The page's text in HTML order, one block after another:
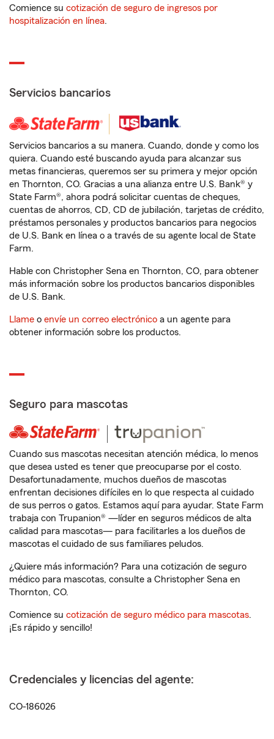
Comience su cotización de seguro de ingresos por
hospitalización en línea.
Servicios bancarios
Servicios bancarios a su manera. Cuando, donde y como los
quiera. Cuando esté buscando ayuda para alcanzar sus
metas financieras, queremos ser su primera y mejor opción
en Thornton, CO. Gracias a una alianza entre U.S. Bank® y
State Farm®, ahora podrá solicitar cuentas de cheques,
cuentas de ahorros, CD, CD de jubilación, tarjetas de crédito,
préstamos personales y productos bancarios para negocios
de U.S. Bank en línea o a través de su agente local de State
Farm.
Hable con Christopher Sena en Thornton, CO, para obtener
más información sobre los productos bancarios disponibles
de U.S. Bank.
Llame o envíe un correo electrónico a un agente para
obtener información sobre los productos.
Seguro para mascotas
Cuando sus mascotas necesitan atención médica, lo menos
que desea usted es tener que preocuparse por el costo.
Desafortunadamente, muchos dueños de mascotas
enfrentan decisiones difíciles en lo que respecta al cuidado
de sus perros o gatos. Estamos aquí para ayudar. State Farm
trabaja con Trupanion® —líder en seguros médicos de alta
calidad para mascotas— para facilitarles a los dueños de
mascotas el cuidado de sus familiares peludos.
¿Quiere más información? Para una cotización de seguro
médico para mascotas, consulte a Christopher Sena en
Thornton, CO.
Comience su cotización de seguro médico para mascotas.
¡Es rápido y sencillo!
Credenciales y licencias del agente:
CO-186026